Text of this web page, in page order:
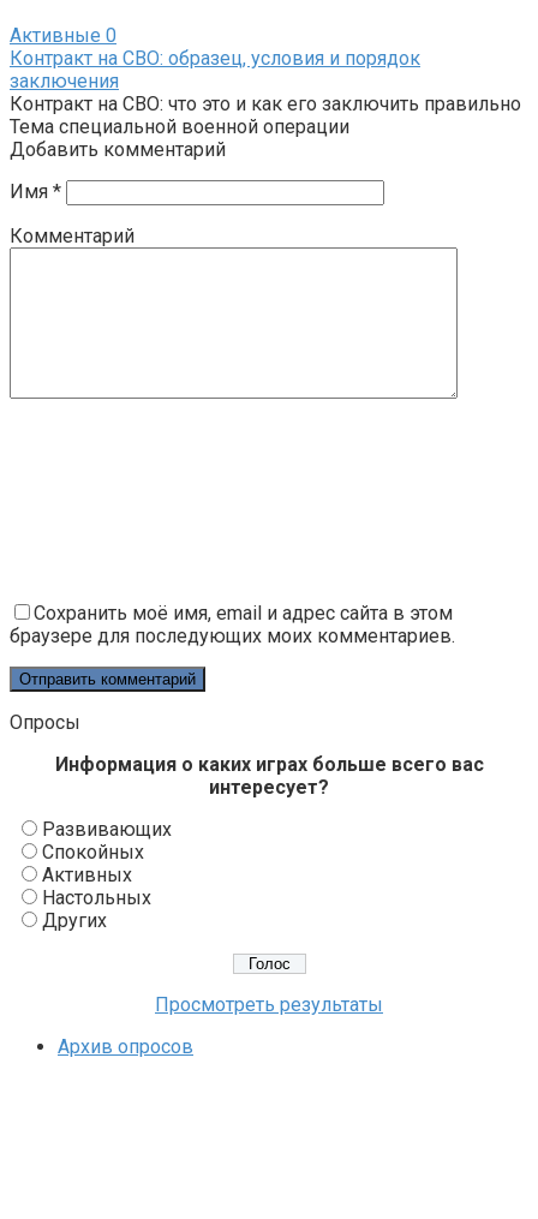
Активные 0
Контракт на СВО: образец, условия и порядок
заключения
Контракт на СВО: что это и как его заключить правильно
Тема специальной военной операции
Добавить комментарий
Имя *
Комментарий
Сохранить моё имя, email и адрес сайта в этом
браузере для последующих моих комментариев.
Опросы
Информация о каких играх больше всего вас
интересует?
Развивающих
Спокойных
Активных
Настольных
Других
Просмотреть результаты
Архив опросов